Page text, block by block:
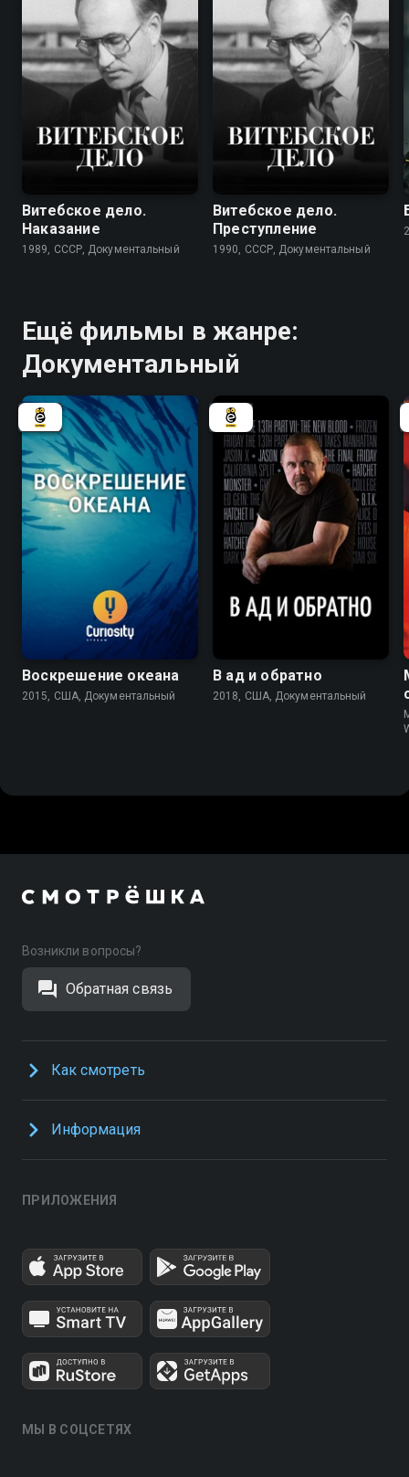
Витебское дело.
Наказание
1989, СССР, Документальный
Витебское дело.
Преступление
1990, СССР, Документальный
Ещё фильмы в жанре:
Документальный
Воскрешение океана
2015, США, Документальный
В ад и обратно
2018, США, Документальный
Возникли вопросы?
Обратная связь
Как смотреть
Информация
ПРИЛОЖЕНИЯ
МЫ В СОЦСЕТЯХ